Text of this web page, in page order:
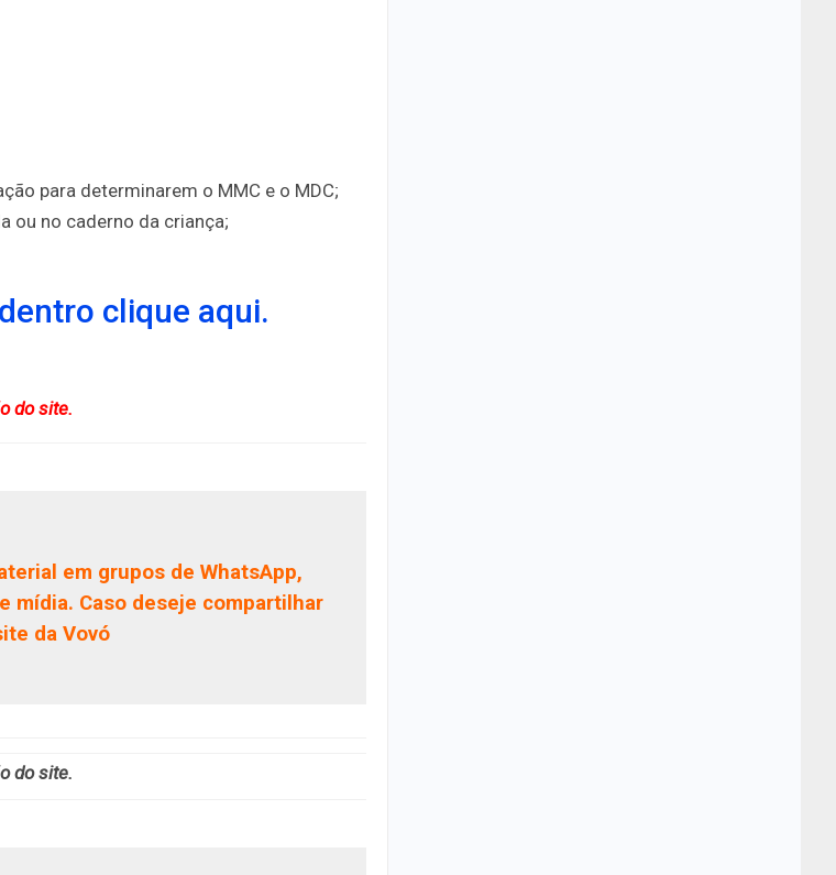
para determinarem o MMC e o MDC;
ou no caderno da criança;
clique aqui.
do site.
em grupos de WhatsApp,
mídia. Caso deseje compartilhar
da Vovó
do site.